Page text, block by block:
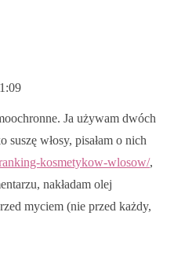
Ja używam dwóch
włosy, pisałam o nich
kosmetykow-wlosow/,
nakładam olej
myciem (nie przed każdy,